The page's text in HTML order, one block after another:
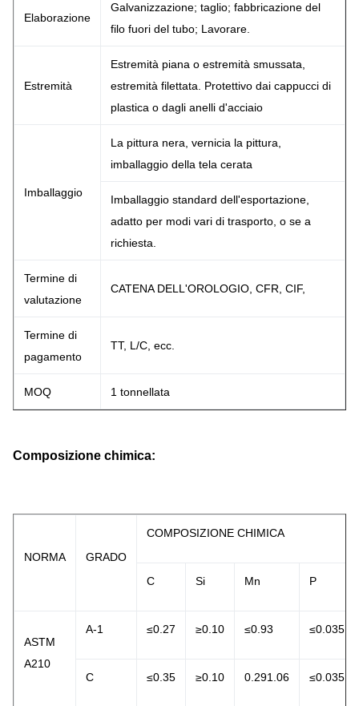
Elaborazione
Galvanizzazione; taglio; fabbricazione del
filo fuori del tubo; Lavorare.
Estremità
Estremità piana o estremità smussata,
estremità filettata. Protettivo dai cappucci di
plastica o dagli anelli d'acciaio
Imballaggio
La pittura nera, vernicia la pittura,
imballaggio della tela cerata
Imballaggio standard dell'esportazione,
adatto per modi vari di trasporto, o se a
richiesta.
Termine di
valutazione
CATENA DELL'OROLOGIO, CFR, CIF,
Termine di
pagamento
TT, L/C, ecc.
MOQ 1 tonnellata
Composizione chimica:
NORMA GRADO
COMPOSIZIONE CHIMICA
C Si Mn P
ASTM
A210
A-1 ≤0.27 ≥0.10 ≤0.93 ≤0.035
C ≤0.35 ≥0.10 0.291.06 ≤0.035